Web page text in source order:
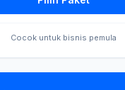
Cocok untuk bisnis pemula